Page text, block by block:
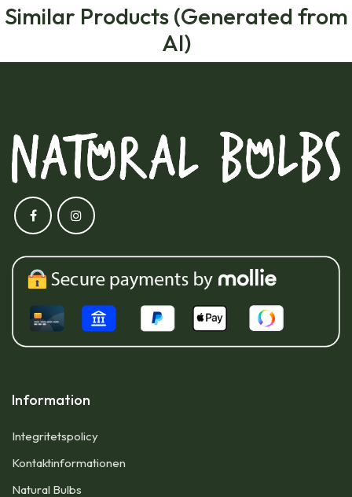
Similar Products (Generated from
AI)
Information
Integritetspolicy
Kontaktinformationen
Natural Bulbs